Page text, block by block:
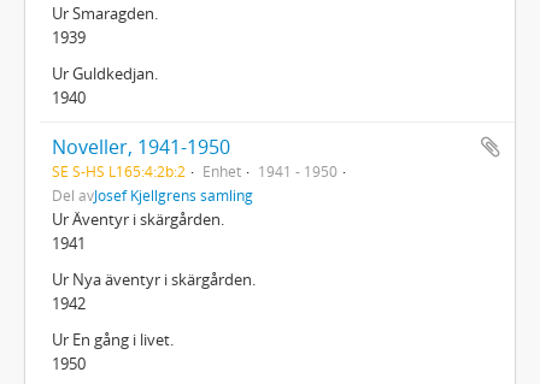
Ur Smaragden.
1939
Ur Guldkedjan.
1940
Noveller, 1941-1950
SE S-HS L165:4:2b:2 Enhet
1941 - 1950
Del avJosef Kjellgrens samling
Ur Äventyr i skärgården.
1941
Ur Nya äventyr i skärgården.
1942
Ur En gång i livet.
1950